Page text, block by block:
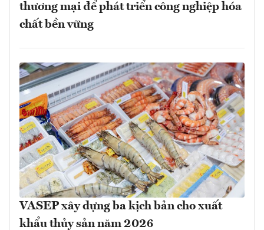
thương mại để phát triển công nghiệp hóa
chất bền vững
VASEP xây dựng ba kịch bản cho xuất
khẩu thủy sản năm 2026